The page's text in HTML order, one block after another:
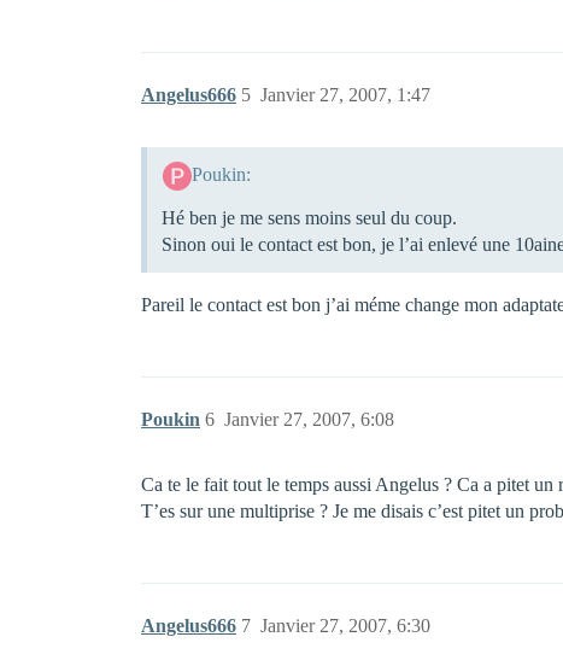
Angelus666 Janvier 27, 2007, 1:47
5
Poukin:
Hé ben je me sens moins seul du coup.
Sinon oui le contact est bon, je l’ai enlevé une
Pareil le contact est bon j’ai méme change mon
Poukin Janvier 27, 2007, 6:08
6
Ca te le fait tout le temps aussi Angelus ? Ca a pitet un
T’es sur une multiprise ? Je me disais c’est pitet un
Angelus666 Janvier 27, 2007, 6:30
7